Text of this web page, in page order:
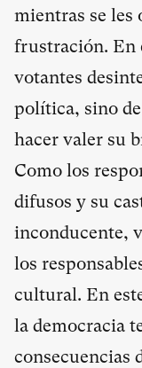
mientras se les
frustración. En
votantes
política, sino
hacer valer su
Como los
difusos y su
inconducente,
los
cultural. En
la democracia
consecuencias